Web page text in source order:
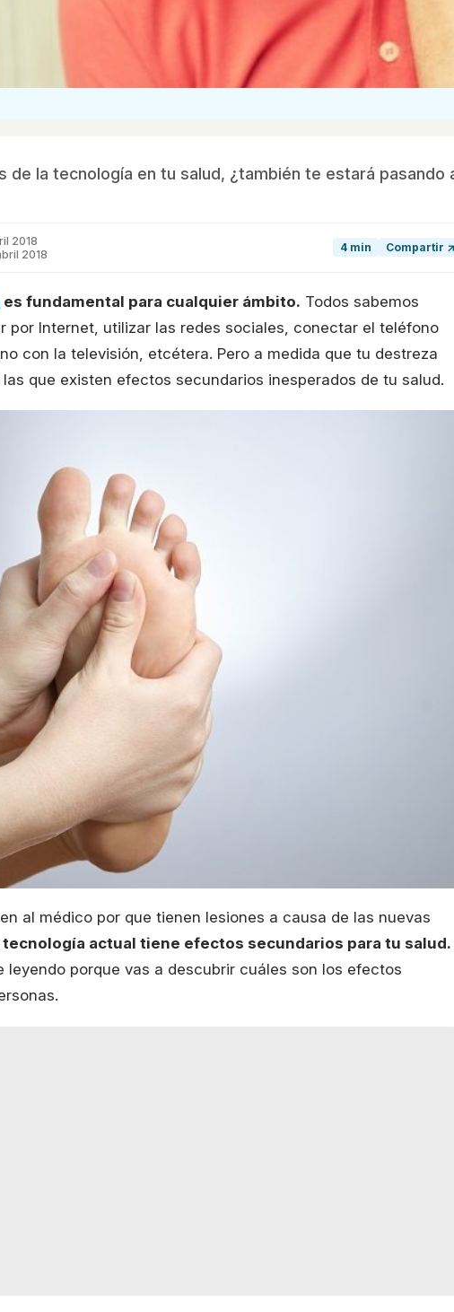
la tecnología en tu salud, ¿también te estará pasando
2018
2018
4 min Compartir ↗
es fundamental para cualquier ámbito. Todos sabemos
por Internet, utilizar las redes sociales, conectar el teléfono
con la televisión, etcétera. Pero a medida que tu destreza
que existen efectos secundarios inesperados de tu salud.
al médico por que tienen lesiones a causa de las nuevas
actual tiene efectos secundarios para tu salud.
leyendo porque vas a descubrir cuáles son los efectos